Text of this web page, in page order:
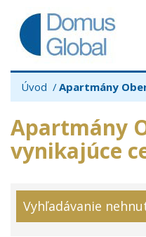
Úvod Apartmány
Apartmány
vynikajúce
Vyhľadávanie